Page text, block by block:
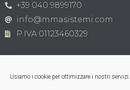
Usiamo i cookie per ottimizzare i nostri servizi.
+39 040 9899170
info@mmasistemi.com
P.IVA 01123460329